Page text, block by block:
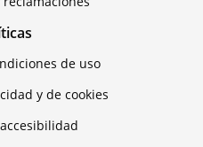
de uso
y de cookies